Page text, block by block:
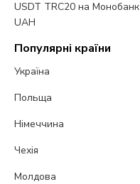
USDT TRC20 на Монобанк
UAH
Популярні країни
Україна
Польща
Німеччина
Чехія
Молдова